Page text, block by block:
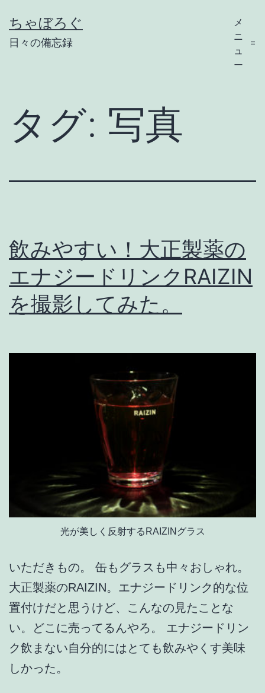
ン
テ
ちゃぼろぐ
日々の備忘録
メ
ニ
ュ
ー
タグ: 写真
飲みやすい！大正製薬の
エナジードリンクRAIZIN
を撮影してみた。
光が美しく反射するRAIZINグラス
いただきもの。 缶もグラスも中々おしゃれ。
大正製薬のRAIZIN。エナジードリンク的な位
置付けだと思うけど、こんなの見たことな
い。どこに売ってるんやろ。 エナジードリン
ク飲まない自分的にはとても飲みやくす美味
しかった。